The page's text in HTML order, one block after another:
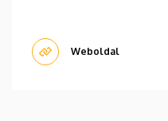
Weboldal